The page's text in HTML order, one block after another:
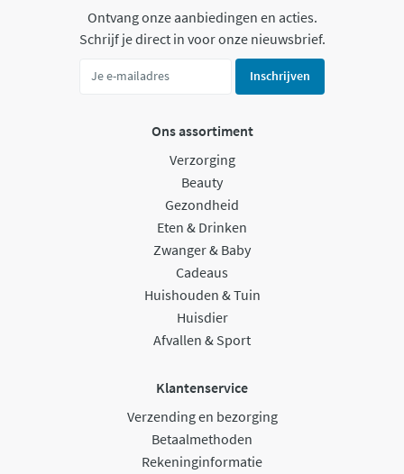
Ontvang onze aanbiedingen en acties.
Schrijf je direct in voor onze nieuwsbrief.
Inschrijven
Ons assortiment
Verzorging
Beauty
Gezondheid
Eten & Drinken
Zwanger & Baby
Cadeaus
Huishouden & Tuin
Huisdier
Afvallen & Sport
Klantenservice
Verzending en bezorging
Betaalmethoden
Rekeninginformatie